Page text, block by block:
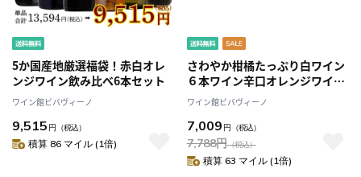
5か国産地厳選福袋！赤白オレ
ンジワイン飲み比べ6本セット
ワイン館ビバヴィーノ
9,515 円 （税込）
積算 86 マイル (1倍)
さわやか柑橘たっぷり白ワイン
６本ワイン辛口オレンジワイン
入り
ワイン館ビバヴィーノ
7,009 円 （税込）
7,788円（税込）
積算 63 マイル (1倍)